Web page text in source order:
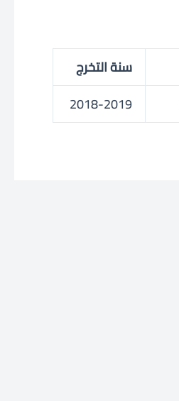
سنة التخرج
2018-2019